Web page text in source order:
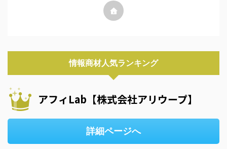
情報商材人気ランキング
アフィLab【株式会社アリウープ】
詳細ページへ